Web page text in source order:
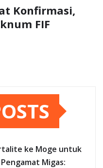
Konfirmasi,
FIF
ke Moge untuk
Migas: